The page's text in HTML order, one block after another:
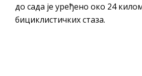
до сада је уређено око 24
бициклистичких стаза.